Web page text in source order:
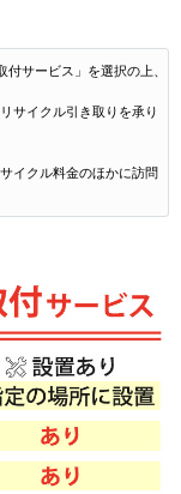
サービス」を選択の上、
サイクル引き取りを承り
イクル料金のほかに訪問